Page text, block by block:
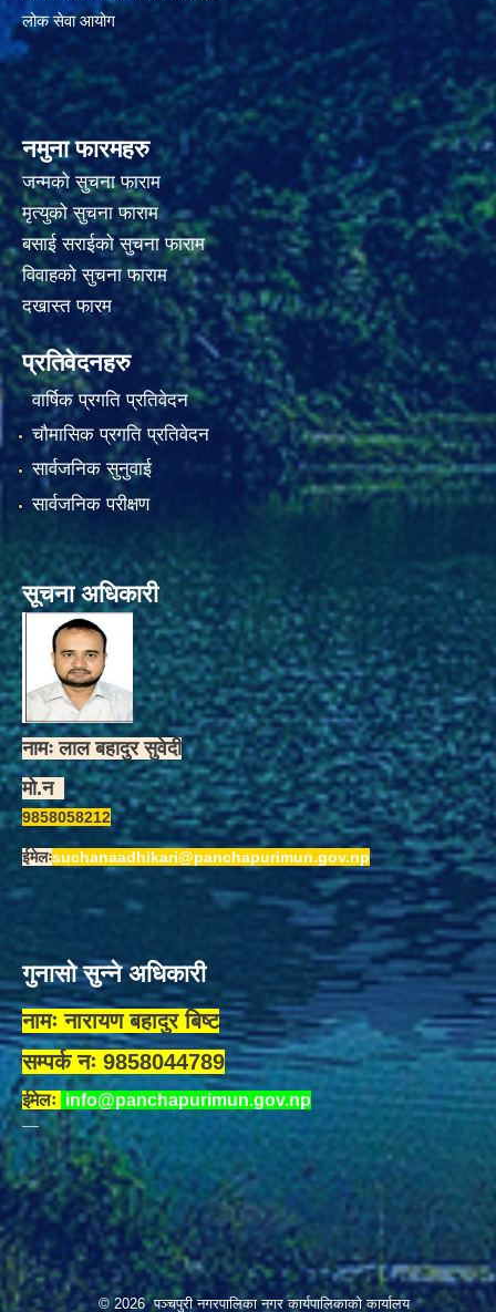
लोक सेवा आयोग
नमुना फारमहरु
जन्मको सुचना फाराम
मृत्युको सुचना फाराम
बसाई सराईको सुचना फाराम
विवाहको सुचना फाराम
दखास्त फारम
प्रतिवेदनहरु
वार्षिक प्रगति प्रतिवेदन
चौमासिक प्रगति प्रतिवेदन
सार्वजनिक सुनुवाई
सार्वजनिक परीक्षण
सूचना अधिकारी
नामः लाल बहादुर सुवेदी
मो.न
9858058212
ईमेलःsuchanaadhikari@panchapurimun.gov.np
गुनासो सुन्ने अधिकारी
नामः नारायण बहादुर बिष्ट
सम्पर्क नः 9858044789
ईमेलः info@panchapurimun.gov.np
© 2026 पञ्चपुरी नगरपालिका नगर कार्यपालिकाको कार्यालय